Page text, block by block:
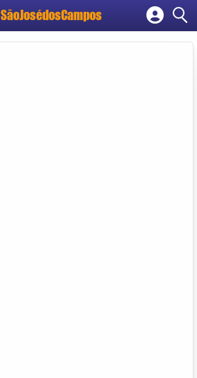
SãoJosédosCampos
Cadastrar empresa